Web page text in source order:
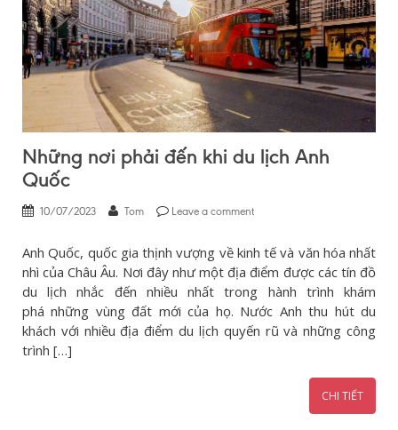
Những nơi phải đến khi du lịch Anh
Quốc
10/07/2023 Tom Leave a comment
Anh Quốc, quốc gia thịnh vượng về kinh tế và văn hóa nhất
nhì của Châu Âu. Nơi đây như một địa điểm được các tín đồ
du lịch nhắc đến nhiều nhất trong hành trình khám
phá những vùng đất mới của họ. Nước Anh thu hút du
khách với nhiều địa điểm du lịch quyến rũ và những công
trình […]
CHI TIẾT